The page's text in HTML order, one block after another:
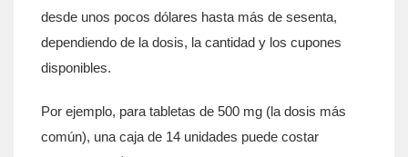
desde unos pocos dólares hasta más de sesenta,
dependiendo de la dosis, la cantidad y los cupones
disponibles.
Por ejemplo, para tabletas de 500 mg (la dosis más
común), una caja de 14 unidades puede costar